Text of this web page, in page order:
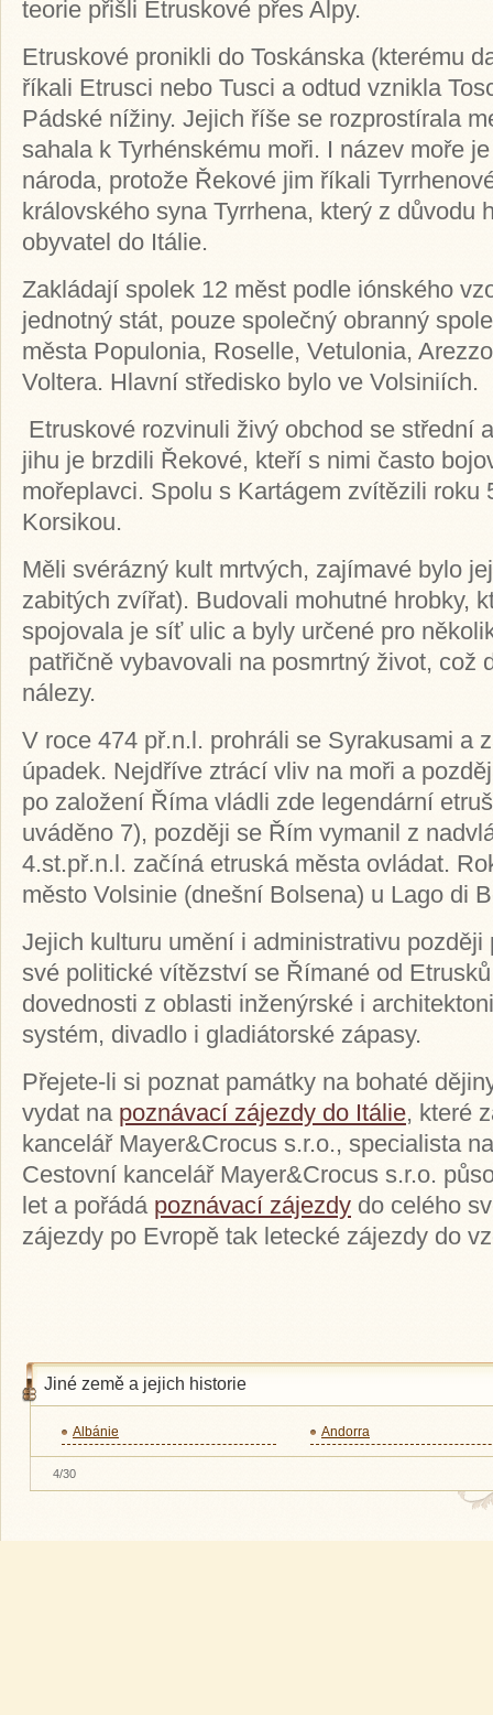
teorie přišli Etruskové přes Alpy.
Etruskové pronikli do Toskánska (kterému
říkali Etrusci nebo Tusci a odtud vznikla
Pádské nížiny. Jejich říše se rozprostírala
sahala k Tyrhénskému moři. I název moře
národa, protože Řekové jim říkali
královského syna Tyrrhena, který z důvodu
obyvatel do Itálie.
Zakládají spolek 12 měst podle iónského
jednotný stát, pouze společný obranný
města Populonia, Roselle, Vetulonia,
Voltera. Hlavní středisko bylo ve Volsiniích.
Etruskové rozvinuli živý obchod se střední
jihu je brzdili Řekové, kteří s nimi často
mořeplavci. Spolu s Kartágem zvítězili roku
Korsikou.
Měli svérázný kult mrtvých, zajímavé bylo
zabitých zvířat). Budovali mohutné hrobky,
spojovala je síť ulic a byly určené pro
patřičně vybavovali na posmrtný život, což
nálezy.
V roce 474 př.n.l. prohráli se Syrakusami a
úpadek. Nejdříve ztrácí vliv na moři a
po založení Říma vládli zde legendární
uváděno 7), později se Řím vymanil z
4.st.př.n.l. začíná etruská města ovládat.
město Volsinie (dnešní Bolsena) u Lago di
Jejich kulturu umění i administrativu
své politické vítězství se Římané od
dovednosti z oblasti inženýrské i
systém, divadlo i gladiátorské zápasy.
Přejete-li si poznat památky na bohaté
vydat na poznávací zájezdy do Itálie, které
kancelář Mayer&Crocus s.r.o., specialista
Cestovní kancelář Mayer&Crocus s.r.o.
let a pořádá poznávací zájezdy do celého
zájezdy po Evropě tak letecké zájezdy do
Jiné země a jejich historie
Albánie Andorra
4/30